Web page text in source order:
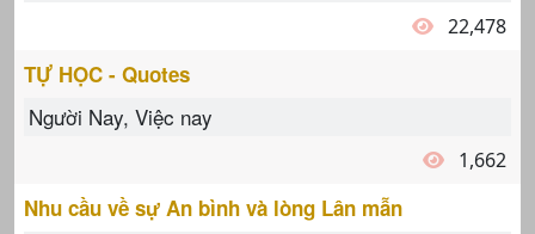
22,478
TỰ HỌC - Quotes
Người Nay, Việc nay
1,662
Nhu cầu về sự An bình và lòng Lân mẫn